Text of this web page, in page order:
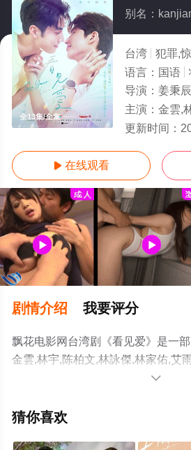
全13集/全集
别名：
台湾 犯罪,
语言： 国语
导演： 姜秉辰
主演： 金雲,林宇,
更新时间：
 在线观看
剧情介绍 我要评分
飘花电影网台湾剧《看见爱》是一
金雲,林宇,陈柏文,林詠傑,林家佑,艾
绎的台湾电视剧，大结局剧情已揭
相关信息可移步至豆瓣电视剧、电视

猜你喜欢